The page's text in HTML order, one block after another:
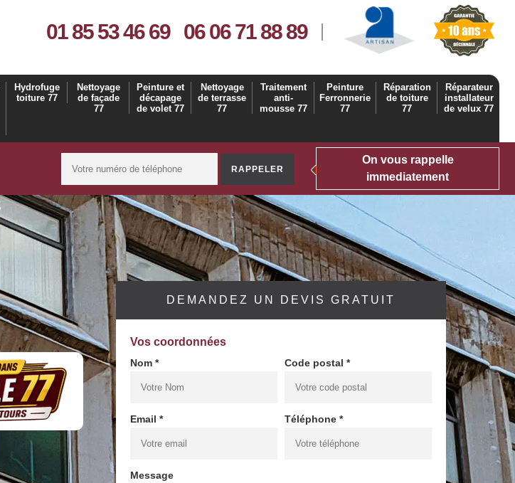
01 85 53 46 69 06 06 71 88 89
Hydrofuge
toiture 77
Nettoyage
de façade
77
Peinture et
décapage
de volet 77
Nettoyage
de terrasse
77
Traitement
anti-
mousse 77
Peinture
Ferronnerie
77
Réparation
de toiture
77
Réparateur
installateur
de velux 77
On vous rappelle
immediatement
DEMANDEZ UN DEVIS GRATUIT
Vos coordonnées
Nom * Code postal *
Email * Téléphone *
Message